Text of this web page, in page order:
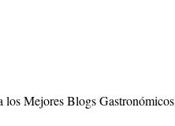
los Mejores Blogs Gastronómicos